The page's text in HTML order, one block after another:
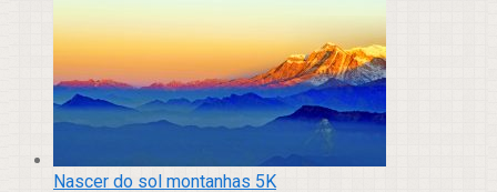
Nascer do sol montanhas 5K